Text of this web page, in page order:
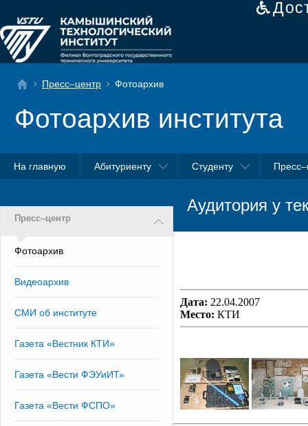
Пресс–центр Фотоархив
Фотоархив института
На главную Абитуриенту Студенту
Пресс–центр
Фотоархив
Видеоархив
СМИ об институте
Газета «Вестник КТИ»
Газета «Вести ФЭУиИТ»
Газета «Вести ФСПО»
Аудитория у
Дата: 22.04.2007
Место: КТИ